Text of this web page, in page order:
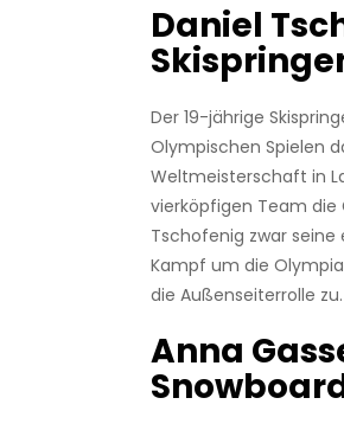
Daniel
Der 19-jährige
Olympischen Spielen
Weltmeisterschaft in
vierköpfigen Team die
Tschofenig zwar
Kampf um die
die Außenseiterrolle zu.
Anna